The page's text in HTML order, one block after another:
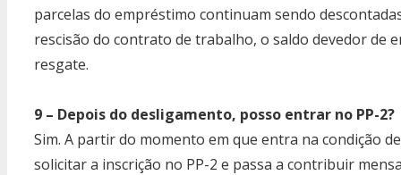
parcelas do empréstimo continuam sendo
rescisão do contrato de trabalho, o saldo devedor de
resgate.
9 – Depois do desligamento, posso entrar no PP-2?
Sim. A partir do momento em que entra na condição
solicitar a inscrição no PP-2 e passa a contribuir